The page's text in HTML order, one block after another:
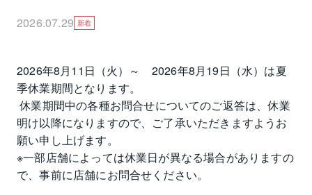
2026.07.29 新着
2026年8月11日（火）～　2026年8月19日（水）は夏
季休業期間となります。
休業期間中の各種お問合せについてのご返答は、休業
明け以降になりますので、ご了承いただきますようお
願い申し上げます。
※一部店舗によっては休業日が異なる場合がありますの
で、事前に店舗にお問合せください。